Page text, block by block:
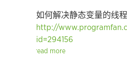
如何解决静态变量的线程
http://
id=294156
read more